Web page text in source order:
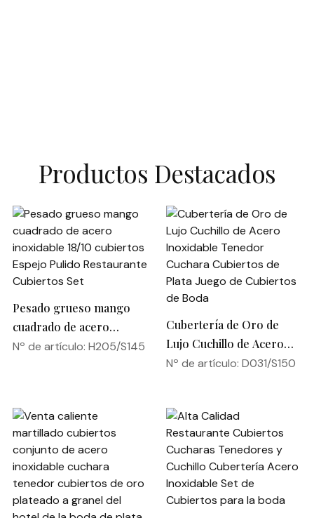
Productos Destacados
Pesado grueso mango
cuadrado de acero
inoxidable 18/10 cubiertos
Nº de artículo: H205/S145
Cubertería de Oro de
Lujo Cuchillo de Acero
Inoxidable Tenedor
de Boda
Nº de artículo: D031/S150